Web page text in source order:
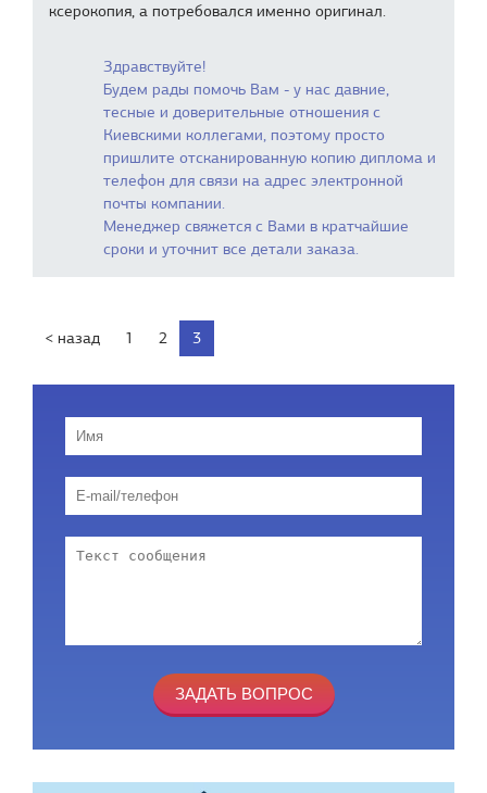
ксерокопия, а потребовался именно оригинал.
Здравствуйте!
Будем рады помочь Вам - у нас давние,
тесные и доверительные отношения с
Киевскими коллегами, поэтому просто
пришлите отсканированную копию диплома и
телефон для связи на адрес электронной
почты компании.
Менеджер свяжется с Вами в кратчайшие
сроки и уточнит все детали заказа.
< назад 1 2 3